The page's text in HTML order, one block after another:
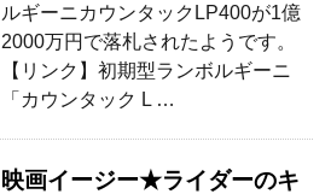
ルギーニカウンタックLP400が1億
2000万円で落札されたようです。
【リンク】初期型ランボルギーニ
「カウンタック L …
映画イージー★ライダーのキ